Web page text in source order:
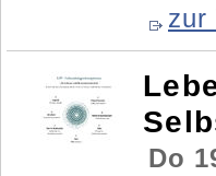
zur
Do